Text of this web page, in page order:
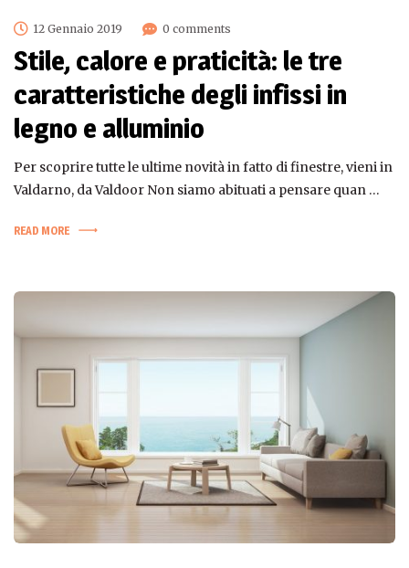
12 Gennaio 2019 0 comments
Stile, calore e praticità: le tre
caratteristiche degli infissi in
legno e alluminio
Per scoprire tutte le ultime novità in fatto di finestre, vieni in
Valdarno, da Valdoor Non siamo abituati a pensare quan …
READ MORE